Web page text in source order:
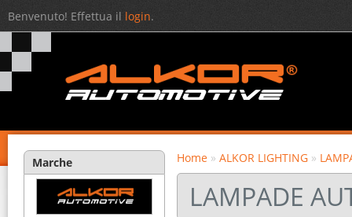
Benvenuto! Effettua il login.
Marche Home » ALKOR LIGHTING »
LAMPADE